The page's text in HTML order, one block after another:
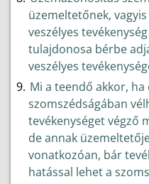
üzemeltetőnek,
veszélyes
tulajdonosa bérbe
veszélyes
Mi a teendő akkor, ha
szomszédságában
tevékenységet végző
de annak
vonatkozóan, bár
hatással lehet a